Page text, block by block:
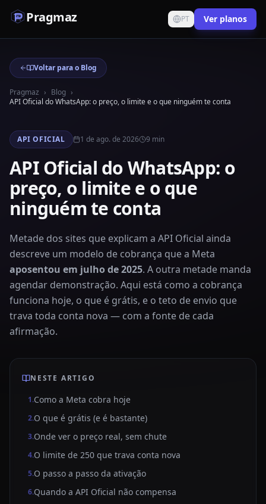
Pragmaz PT Ver planos
Voltar para o Blog
Pragmaz › Blog ›
API Oficial do WhatsApp: o preço, o limite e o que ninguém te conta
API OFICIAL 1 de ago. de 2026 9 min
API Oficial do WhatsApp: o
preço, o limite e o que
ninguém te conta
Metade dos sites que explicam a API Oficial ainda
descreve um modelo de cobrança que a Meta
aposentou em julho de 2025. A outra metade manda
agendar demonstração. Aqui está como a cobrança
funciona hoje, o que é grátis, e o teto de envio que
trava toda conta nova — com a fonte de cada
afirmação.
NESTE ARTIGO
1.Como a Meta cobra hoje
2.O que é grátis (e é bastante)
3.Onde ver o preço real, sem chute
4.O limite de 250 que trava conta nova
5.O passo a passo da ativação
6.Quando a API Oficial não compensa